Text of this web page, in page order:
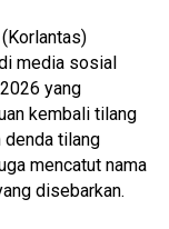
media sosial
yang
kembali tilang
denda tilang
mencatut nama
disebarkan.